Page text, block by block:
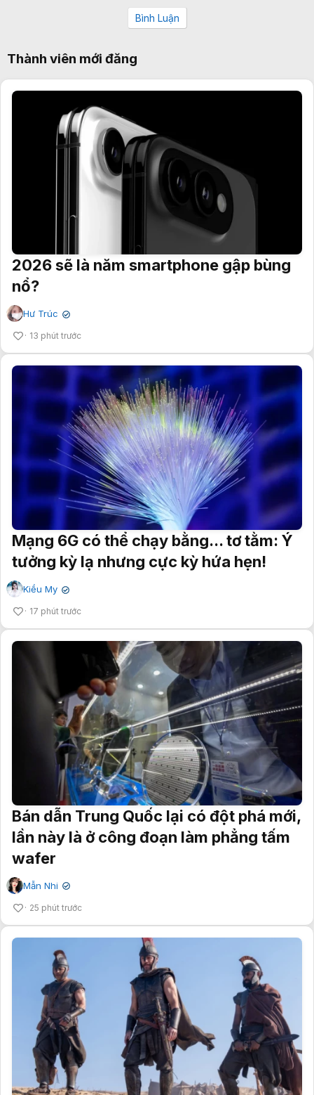
Bình Luận
Thành viên mới đăng
2026 sẽ là năm smartphone gập bùng
nổ?
Hư Trúc ✔
13 phút trước
Mạng 6G có thể chạy bằng... tơ tằm: Ý
tưởng kỳ lạ nhưng cực kỳ hứa hẹn!
Kiều My ✔
17 phút trước
Bán dẫn Trung Quốc lại có đột phá mới,
lần này là ở công đoạn làm phẳng tấm
wafer
Mẫn Nhi ✔
25 phút trước